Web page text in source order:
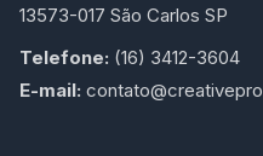
13573-017 São Carlos SP
Telefone: (16) 3412-3604
E-mail: